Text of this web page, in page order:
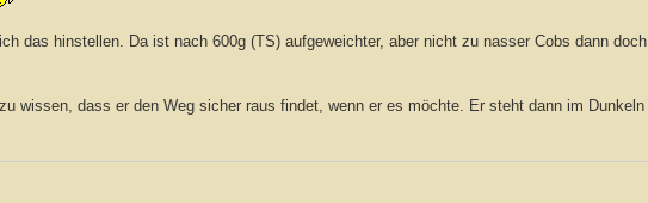
das hinstellen. Da ist nach 600g (TS) aufgeweichter, aber nicht zu nasser Cobs dann doch
wissen, dass er den Weg sicher raus findet, wenn er es möchte. Er steht dann im Dunkeln